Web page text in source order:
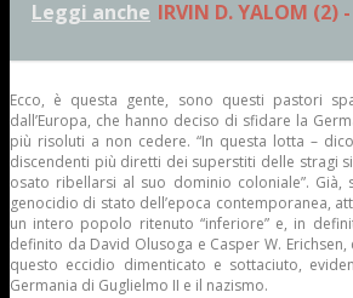
Leggi anche IRVIN D. YALOM (2)
Ecco, è questa gente, sono questi pastori
dall’Europa, che hanno deciso di sfidare la
più risoluti a non cedere. “In questa lotta –
discendenti più diretti dei superstiti delle stragi
osato ribellarsi al suo dominio coloniale”.
genocidio di stato dell’epoca contemporanea,
un intero popolo ritenuto “inferiore” e, in
definito da David Olusoga e Casper W.
questo eccidio dimenticato e sottaciuto,
Germania di Guglielmo II e il nazismo.